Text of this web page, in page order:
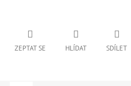
ZEPTAT SE HLÍDAT SDÍLET